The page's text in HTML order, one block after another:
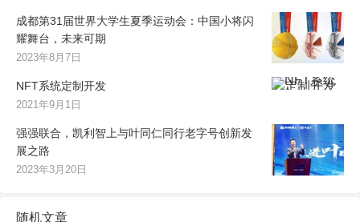
成都第31届世界大学生夏季运动会：中国小将闪
耀舞台，未来可期
2023年8月7日
NFT系统定制开发
2021年9月1日
强强联合，凯利智上与叶同仁同行老字号创新发
展之路
2023年3月20日
随机文章